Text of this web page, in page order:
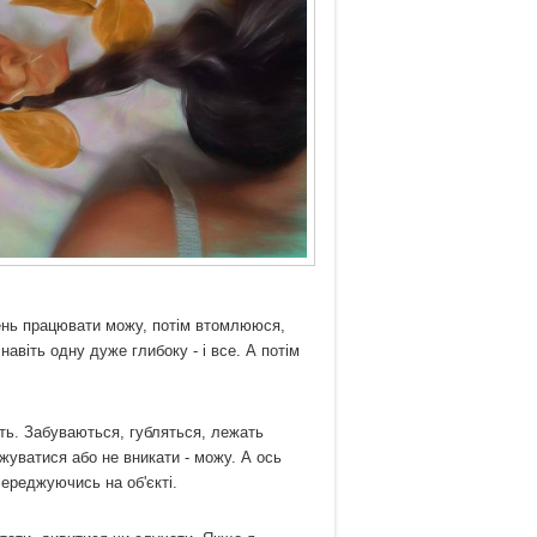
працювати можу, потім втомлююся,
одну дуже глибоку - і все. А потім
Забуваються, губляться, лежать
або не вникати - можу. А ось
на об'єкті.